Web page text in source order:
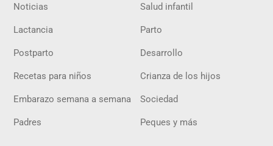
Noticias Salud infantil
Lactancia Parto
Postparto Desarrollo
Recetas para niños Crianza de los hijos
Embarazo semana a semana Sociedad
Padres Peques y más